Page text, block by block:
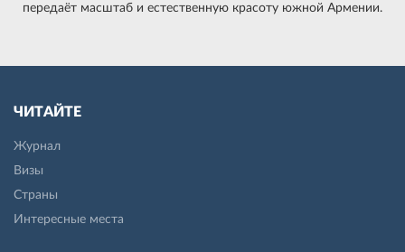
передаёт масштаб и естественную красоту южной Армении.
ЧИТАЙТЕ
Журнал
Визы
Страны
Интересные места